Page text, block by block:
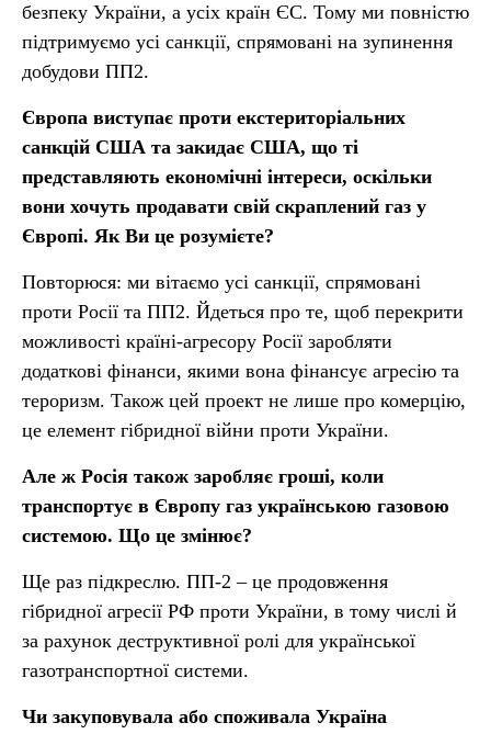
безпеку України, а усіх країн ЄС. Тому ми повністю
підтримуємо усі санкції, спрямовані на зупинення
добудови ПП2.
Європа виступає проти екстериторіальних
санкцій США та закидає США, що ті
представляють економічні інтереси, оскільки
вони хочуть продавати свій скраплений газ у
Європі. Як Ви це розумієте?
Повторюся: ми вітаємо усі санкції, спрямовані
проти Росії та ПП2. Йдеться про те, щоб перекрити
можливості країні-агресору Росії заробляти
додаткові фінанси, якими вона фінансує агресію та
тероризм. Також цей проект не лише про комерцію,
це елемент гібридної війни проти України.
Але ж Росія також заробляє гроші, коли
транспортує в Європу газ українською газовою
системою. Що це змінює?
Ще раз підкреслю. ПП-2 – це продовження
гібридної агресії РФ проти України, в тому числі й
за рахунок деструктивної ролі для української
газотранспортної системи.
Чи закуповувала або споживала Україна